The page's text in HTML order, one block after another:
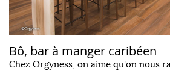
Bô, bar à manger caribéen
Chez Orgyness, on aime qu'on nous